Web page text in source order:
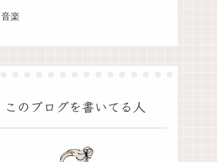
音楽
このブログを書いてる人